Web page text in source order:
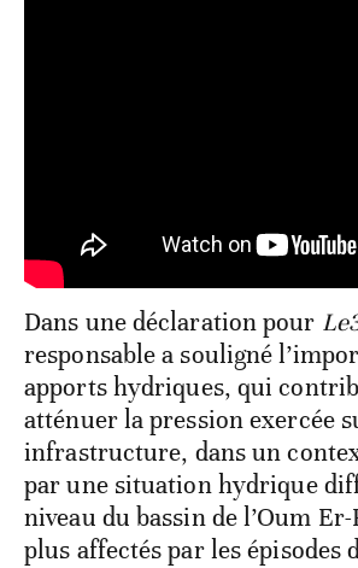
Dans une déclaration pour
responsable a souligné
apports hydriques, qui
atténuer la pression exercée
infrastructure, dans un
par une situation hydrique
niveau du bassin de l’Oum Er-
plus affectés par les épisodes